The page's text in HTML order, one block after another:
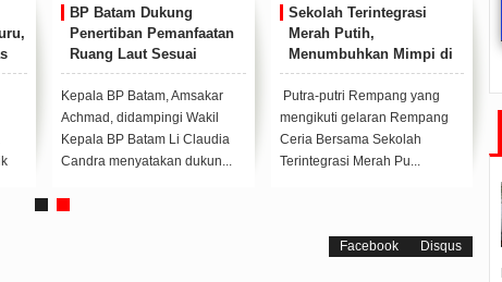
BP Batam Dukung
Penertiban Pemanfaatan
Ruang Laut Sesuai
Ketentuan Peraturan
Perundang-undangan
Kepala BP Batam, Amsakar
Achmad, didampingi Wakil
Kepala BP Batam Li Claudia
Candra menyatakan dukun...
Sekolah Terintegrasi
Merah Putih,
Menumbuhkan Mimpi di
Tanah Rempang-Galang
Putra-putri Rempang yang
mengikuti gelaran Rempang
Ceria Bersama Sekolah
Terintegrasi Merah Pu...
Facebook Disqus
Tinjau Pemupukan Pohon dan
Kesiapan Pelebaran Jalan
0 Comments
Safari Ramadhan Walikota Ajang
Silahturahmi Dan Komunikasi
Dengan Masyarakat
2019/05/14 0 Comments
Ketua DPRD Tanjungpinang
Memimpin Rapat Paripurna
Pengesahan Ranperda Perubahan
APBD TA 2022 Menjadi Perda
2022/09/240 Comments